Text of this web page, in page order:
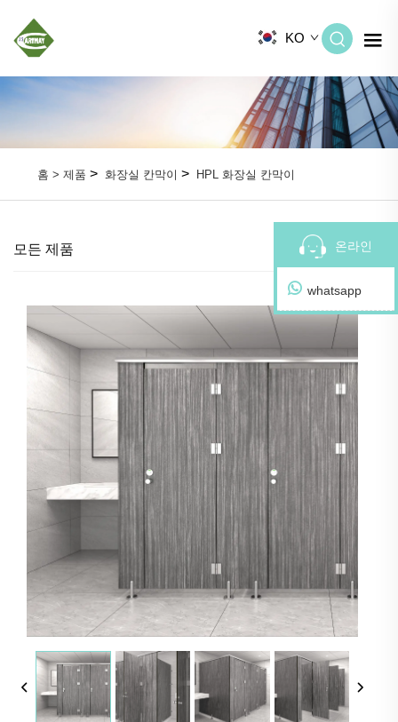
KO
홈 > 제품 > 화장실 칸막이 > HPL 화장실 칸막이
모든 제품 온라인
whatsapp